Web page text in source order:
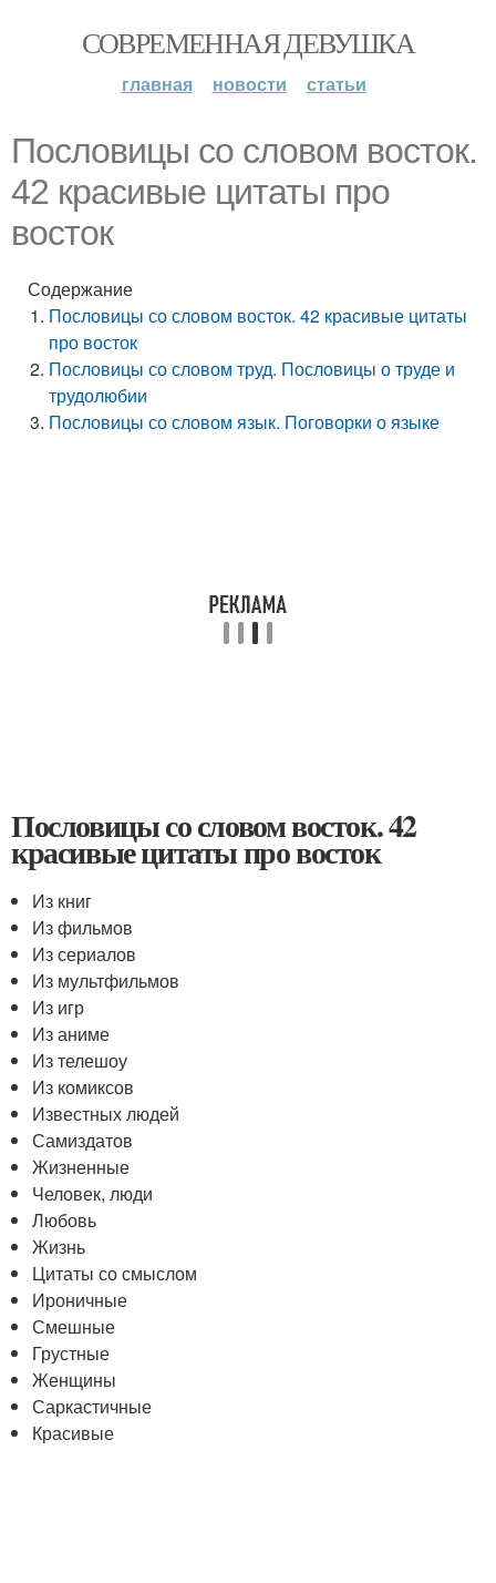
СОВРЕМЕННАЯ ДЕВУШКА
главная новости статьи
Пословицы со словом восток.
42 красивые цитаты про
восток
Содержание
Пословицы со словом восток. 42 красивые цитаты
про восток
Пословицы со словом труд. Пословицы о труде и
трудолюбии
Пословицы со словом язык. Поговорки о языке
Пословицы со словом восток. 42
красивые цитаты про восток
Из книг
Из фильмов
Из сериалов
Из мультфильмов
Из игр
Из аниме
Из телешоу
Из комиксов
Известных людей
Самиздатов
Жизненные
Человек, люди
Любовь
Жизнь
Цитаты со смыслом
Ироничные
Смешные
Грустные
Женщины
Саркастичные
Красивые